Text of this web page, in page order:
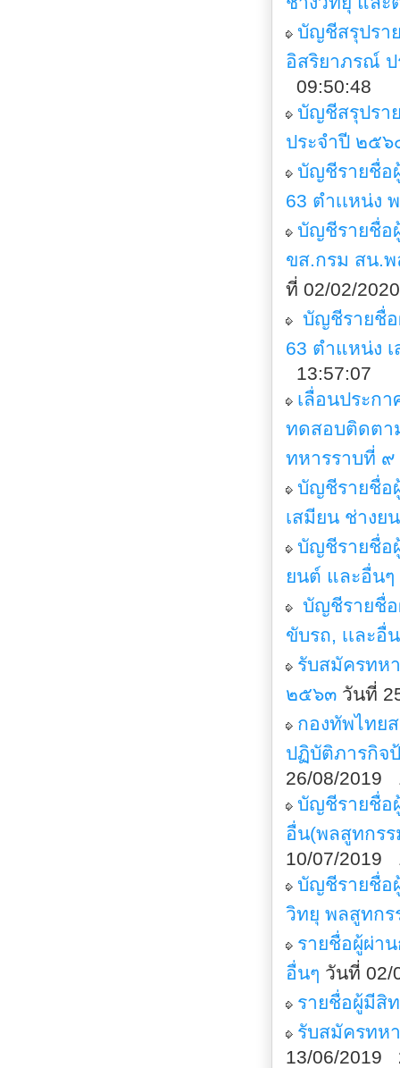
บัญชีสรุปรา
อิสริยาภรณ์
09:50:48
บัญชีสรุปรา
ประจำปี ๒๕
บัญชีรายชื่อ
63 ตำเเหน่ง
บัญชีรายชื่อ
ขส.กรม สน.
ที่ 02/02/
บัญชีรายชื่อ
63 ตำแหน่ง
13:57:07
เลื่อนประก
ทดสอบติดตา
ทหารราบที่ ๙
บัญชีรายชื่อ
เสมียน ช่างย
บัญชีรายชื่อ
ยนต์ และอื่นๆ
บัญชีรายชื่อ
ขับรถ, เเละอื่
รับสมัครทห
๒๕๖๓ วันที่
กองทัพไทย
ปฏิบัติภารกิจ
26/08/2019
บัญชีรายชื่อ
อื่น(พลสูทกร
10/07/2019
บัญชีรายชื่อ
วิทยุ พลสูทกร
รายชื่อผู้ผ่า
อื่นๆ วันที่ 02/
รายชื่อผู้มีสิ
รับสมัครทห
13/06/2019